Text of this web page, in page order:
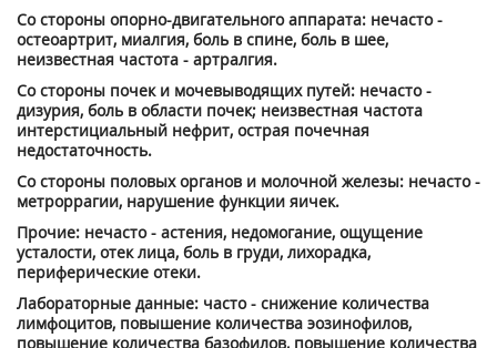
Со стороны опорно-двигательного аппарата: нечасто -
остеоартрит, миалгия, боль в спине, боль в шее,
неизвестная частота - артралгия.
Со стороны почек и мочевыводящих путей: нечасто -
дизурия, боль в области почек; неизвестная частота
интерстициальный нефрит, острая почечная
недостаточность.
Со стороны половых органов и молочной железы: нечасто -
метроррагии, нарушение функции яичек.
Прочие: нечасто - астения, недомогание, ощущение
усталости, отек лица, боль в груди, лихорадка,
периферические отеки.
Лабораторные данные: часто - снижение количества
лимфоцитов, повышение количества эозинофилов,
повышение количества базофилов, повышение количества